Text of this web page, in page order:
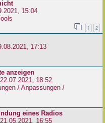
15:04
1 2
17:13
anzeigen
22.07.2021, 18:52
/ Anpassungen /
eines Radios
21.05.2021, 16:55